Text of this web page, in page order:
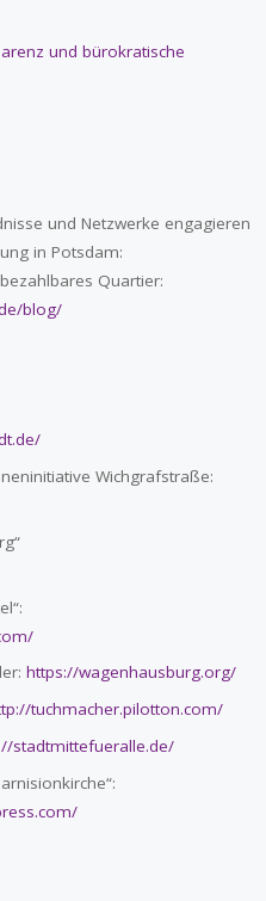
und bürokratische
und Netzwerke engagieren
in Potsdam:
Quartier:
blog/
Wichgrafstraße:
https://wagenhausburg.org/
tuchmacher.pilotton.com/
stadtmittefueralle.de/